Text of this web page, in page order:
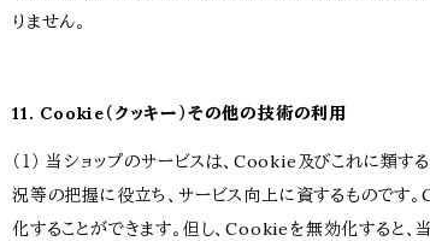
りません。
11. Cookie（クッキー）その他の技術の利用
（１） 当ショップのサービスは、Cookie及びこれに類
況等の把握に役立ち、サービス向上に資するものです
化することができます。但し、Cookieを無効化すると